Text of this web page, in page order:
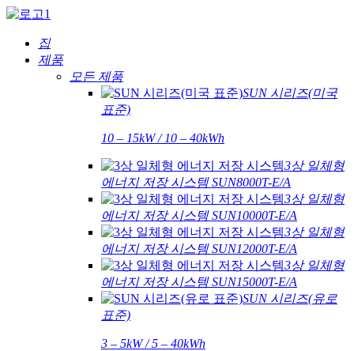
집
제품
모든 제품
SUN 시리즈(미국
표준)
10 – 15kW / 10 – 40kWh
3상 일체형
에너지 저장 시스템 SUN8000T-E/A
3상 일체형
에너지 저장 시스템 SUN10000T-E/A
3상 일체형
에너지 저장 시스템 SUN12000T-E/A
3상 일체형
에너지 저장 시스템 SUN15000T-E/A
SUN 시리즈(유로
표준)
3 – 5kW / 5 – 40kWh